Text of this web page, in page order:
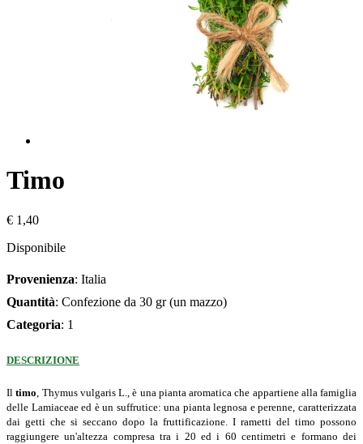
Timo
€ 1,40
Disponibile
Provenienza: Italia
Quantità: Confezione da 30 gr (un mazzo)
Categoria: 1
DESCRIZIONE
Il timo, Thymus vulgaris L., è una pianta aromatica che appartiene alla famiglia
delle Lamiaceae ed è un suffrutice: una pianta legnosa e perenne, caratterizzata
dai getti che si seccano dopo la fruttificazione. I rametti del timo possono
raggiungere un'altezza compresa tra i 20 ed i 60 centimetri e formano dei